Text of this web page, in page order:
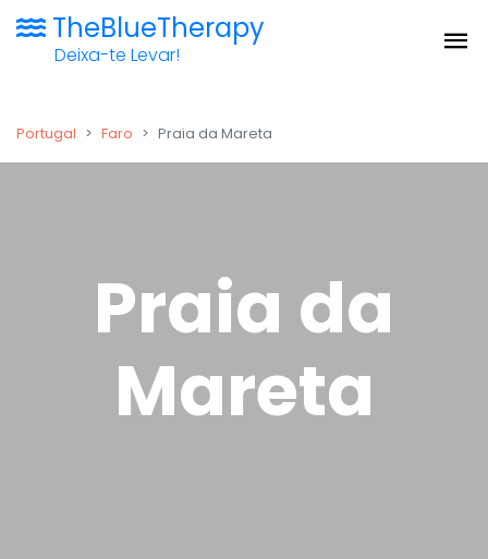
TheBlueTherapy
Deixa-te Levar!
Portugal Faro Praia da Mareta
Praia da
Mareta